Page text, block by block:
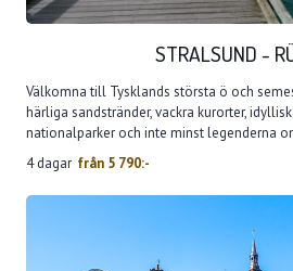
STRALSUND -
Välkomna till Tysklands största ö och
härliga sandstränder, vackra kurorter,
nationalparker och inte minst legenderna
4 dagar från 5 790:-